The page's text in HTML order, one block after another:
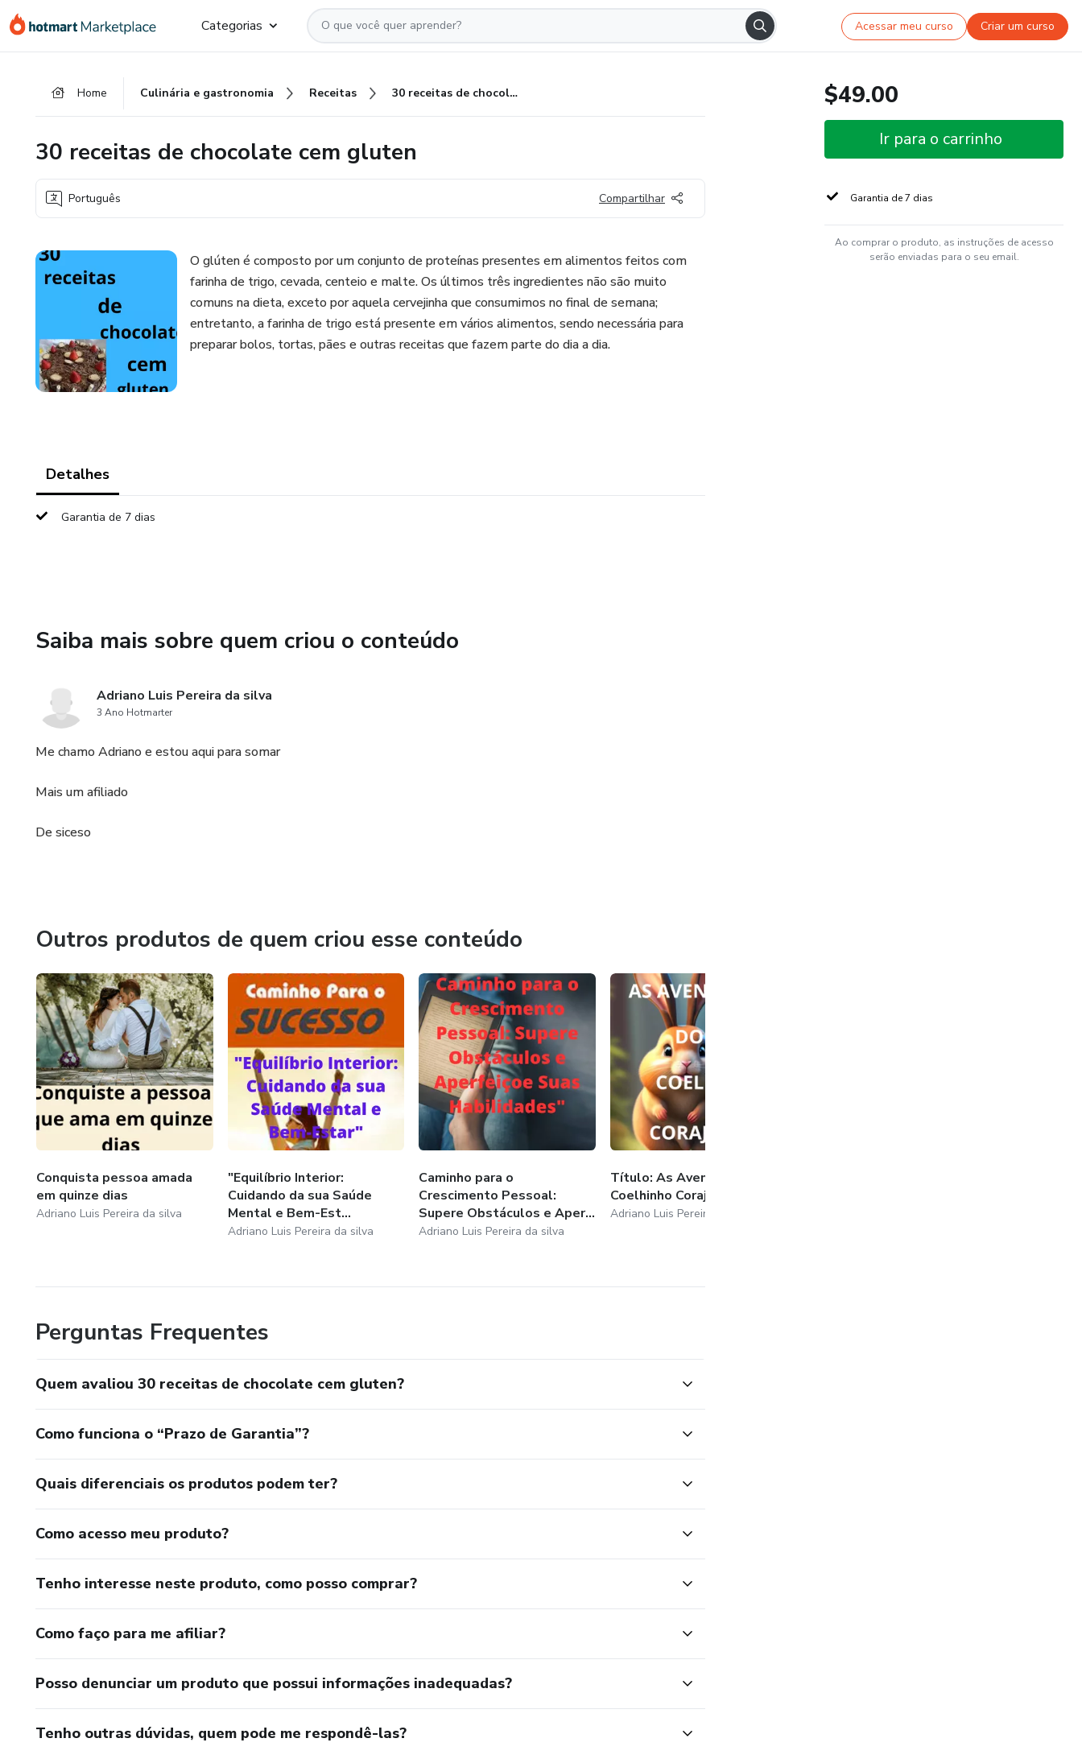
para
para
para
Categorias Acessar meu curso Criar um curso
Home Culinária e gastronomia Receitas 30 receitas de chocolate cem gluten
30 receitas de chocolate cem gluten
Português Compartilhar
O glúten é composto por um conjunto de proteínas presentes em alimentos feitos com
farinha de trigo, cevada, centeio e malte. Os últimos três ingredientes não são muito
comuns na dieta, exceto por aquela cervejinha que consumimos no final de semana;
entretanto, a farinha de trigo está presente em vários alimentos, sendo necessária para
preparar bolos, tortas, pães e outras receitas que fazem parte do dia a dia.
Detalhes
Garantia de 7 dias
Saiba mais sobre quem criou o conteúdo
Adriano Luis Pereira da silva
3 Ano Hotmarter
Me chamo Adriano e estou aqui para somar
Mais um afiliado
De siceso
Outros produtos de quem criou esse conteúdo
Conquista pessoa amada
em quinze dias
Adriano Luis Pereira da silva
"Equilíbrio Interior:
Cuidando da sua Saúde
Mental e Bem-Est...
Adriano Luis Pereira da silva
Caminho para o
Crescimento Pessoal:
Supere Obstáculos e Aper...
Adriano Luis Pereira da silva
Título: As Aventuras do
Coelhinho Corajoso
Adriano Luis Pereira da silva
Perguntas Frequentes
Quem avaliou 30 receitas de chocolate cem gluten?
Como funciona o “Prazo de Garantia”?
Quais diferenciais os produtos podem ter?
Como acesso meu produto?
Tenho interesse neste produto, como posso comprar?
Como faço para me afiliar?
Posso denunciar um produto que possui informações inadequadas?
Tenho outras dúvidas, quem pode me respondê-las?
$49.00
Ir para o carrinho
Garantia de 7 dias
Ao comprar o produto, as instruções de acesso
serão enviadas para o seu email.